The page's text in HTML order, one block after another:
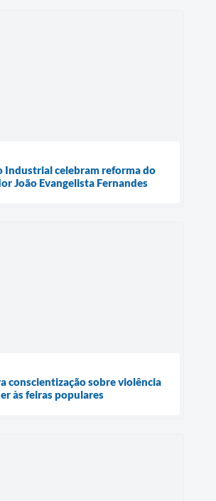
Industrial celebram reforma do
João Evangelista Fernandes
conscientização sobre violência
às feiras populares